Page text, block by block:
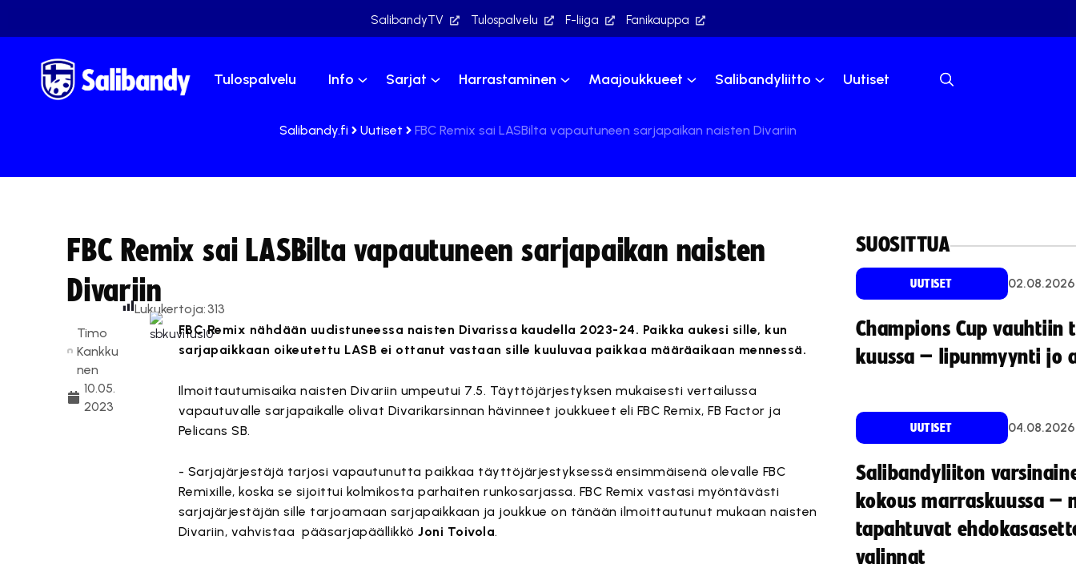
SalibandyTV Tulospalvelu F-liiga Fanikauppa
Tulospalvelu Info Sarjat Harrastaminen Maajoukkueet Salibandyliitto Uutiset
Salibandy.fi Uutiset FBC Remix sai LASBilta vapautuneen sarjapaikan naisten Divariin
FBC Remix sai LASBilta vapautuneen sarjapaikan naisten
Divariin
Timo
Kankku
nen
10.05.
2023
Lukukertoja: 313
FBC Remix nähdään uudistuneessa naisten Divarissa kaudella 2023-24. Paikka aukesi sille, kun
sarjapaikkaan oikeutettu LASB ei ottanut vastaan sille kuuluvaa paikkaa määräaikaan mennessä.
Ilmoittautumisaika naisten Divariin umpeutui 7.5. Täyttöjärjestyksen mukaisesti vertailussa
vapautuvalle sarjapaikalle olivat Divarikarsinnan hävinneet joukkueet eli FBC Remix, FB Factor ja
Pelicans SB.
- Sarjajärjestäjä tarjosi vapautunutta paikkaa täyttöjärjestyksessä ensimmäisenä olevalle FBC
Remixille, koska se sijoittui kolmikosta parhaiten runkosarjassa. FBC Remix vastasi myöntävästi
sarjajärjestäjän sille tarjoamaan sarjapaikkaan ja joukkue on tänään ilmoittautunut mukaan naisten
Divariin, vahvistaa pääsarjapäällikköJoni Toivola.
SUOSITTUA
UUTISET 02.08.2026
Champions Cup vauhtiin
kuussa – lipunmyynti jo
UUTISET 04.08.2026
Salibandyliiton
kokous marraskuussa –
tapahtuvat
valinnat